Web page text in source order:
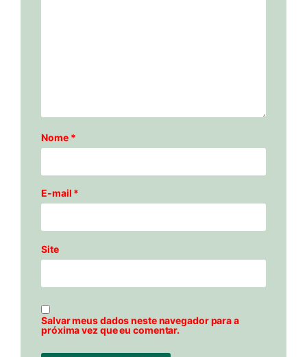
Nome *
E-mail *
Site
Salvar meus dados neste navegador para a
próxima vez que eu comentar.